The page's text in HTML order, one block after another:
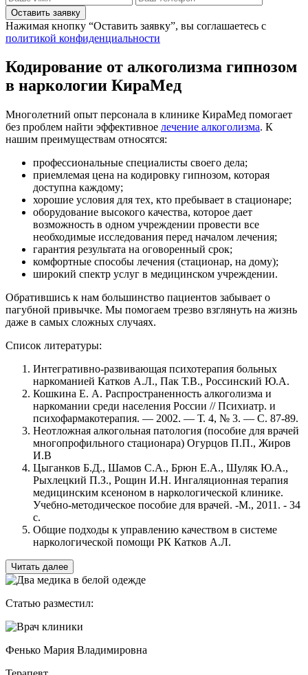
Оставить заявку
Нажимая кнопку “Оставить заявку”, вы соглашаетесь с
политикой конфиденциальности
Кодирование от алкоголизма гипнозом
в наркологии КираМед
Многолетний опыт персонала в клинике КираМед помогает
без проблем найти эффективное лечение алкоголизма. К
нашим преимуществам относятся:
профессиональные специалисты своего дела;
приемлемая цена на кодировку гипнозом, которая
доступна каждому;
хорошие условия для тех, кто пребывает в стационаре;
оборудование высокого качества, которое дает
возможность в одном учреждении провести все
необходимые исследования перед началом лечения;
гарантия результата на оговоренный срок;
комфортные способы лечения (стационар, на дому);
широкий спектр услуг в медицинском учреждении.
Обратившись к нам большинство пациентов забывает о
пагубной привычке. Мы помогаем трезво взглянуть на жизнь
даже в самых сложных случаях.
Список литературы:
Интегративно-развивающая психотерапия больных
наркоманией Катков А.Л., Пак Т.В., Россинский Ю.А.
Кошкина Е. А. Распространенность алкоголизма и
наркомании среди населения России // Психиатр. и
психофармакотерапия. — 2002. — Т. 4, № 3. — С. 87-89.
Неотложная алкогольная патология (пособие для врачей
многопрофильного стационара) Огурцов П.П., Жиров
И.В
Цыганков Б.Д., Шамов С.А., Брюн Е.А., Шуляк Ю.А.,
Рыхлецкий П.З., Рощин И.Н. Ингаляционная терапия
медицинским ксеноном в наркологической клинике.
Учебно-методическое пособие для врачей. -М., 2011. - 34
с.
Общие подходы к управлению качеством в системе
наркологической помощи РК Катков А.Л.
Читать далее
Статью разместил:
Фенько Мария Владимировна